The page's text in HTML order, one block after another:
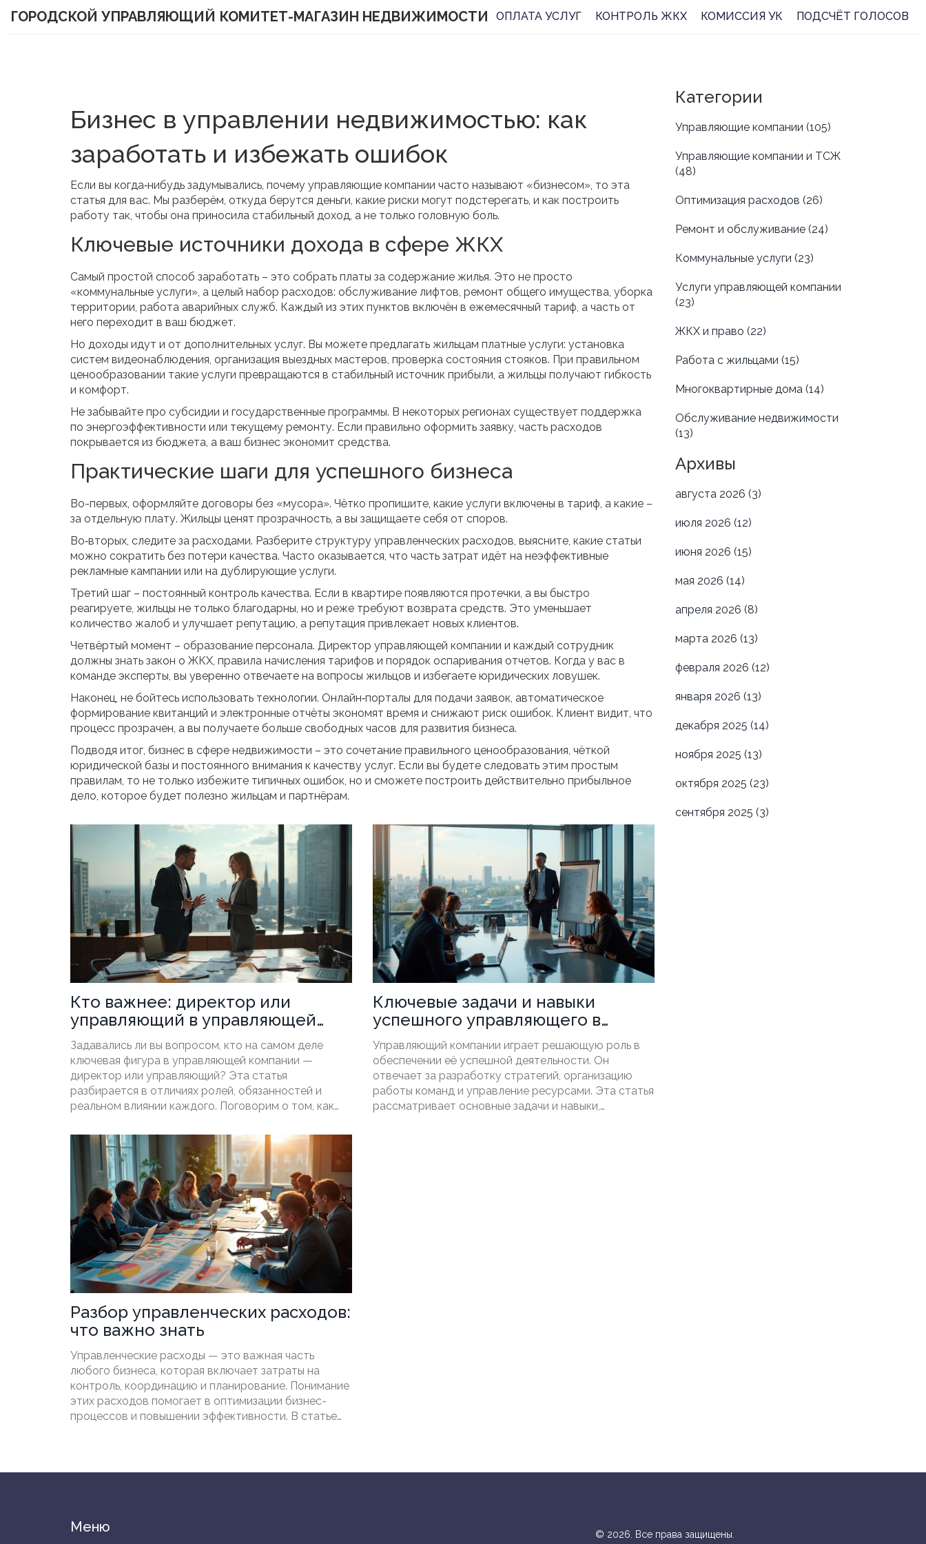
ГОРОДСКОЙ УПРАВЛЯЮЩИЙ КОМИТЕТ-МАГАЗИН НЕДВИЖИМОСТИ ОПЛАТА УСЛУГ КОНТРОЛЬ ЖКХ КОМИССИЯ УК ПОДСЧЁТ ГОЛОСОВ
Бизнес в управлении недвижимостью: как
заработать и избежать ошибок
Если вы когда‑нибудь задумывались, почему управляющие компании часто называют «бизнесом», то эта
статья для вас. Мы разберём, откуда берутся деньги, какие риски могут подстерегать, и как построить
работу так, чтобы она приносила стабильный доход, а не только головную боль.
Ключевые источники дохода в сфере ЖКХ
Самый простой способ заработать – это собрать платы за содержание жилья. Это не просто
«коммунальные услуги», а целый набор расходов: обслуживание лифтов, ремонт общего имущества, уборка
территории, работа аварийных служб. Каждый из этих пунктов включён в ежемесячный тариф, а часть от
него переходит в ваш бюджет.
Но доходы идут и от дополнительных услуг. Вы можете предлагать жильцам платные услуги: установка
систем видеонаблюдения, организация выездных мастеров, проверка состояния стояков. При правильном
ценообразовании такие услуги превращаются в стабильный источник прибыли, а жильцы получают гибкость
и комфорт.
Не забывайте про субсидии и государственные программы. В некоторых регионах существует поддержка
по энергоэффективности или текущему ремонту. Если правильно оформить заявку, часть расходов
покрывается из бюджета, а ваш бизнес экономит средства.
Практические шаги для успешного бизнеса
Во-первых, оформляйте договоры без «мусора». Чётко пропишите, какие услуги включены в тариф, а какие –
за отдельную плату. Жильцы ценят прозрачность, а вы защищаете себя от споров.
Во‑вторых, следите за расходами. Разберите структуру управленческих расходов, выясните, какие статьи
можно сократить без потери качества. Часто оказывается, что часть затрат идёт на неэффективные
рекламные кампании или на дублирующие услуги.
Третий шаг – постоянный контроль качества. Если в квартире появляются протечки, а вы быстро
реагируете, жильцы не только благодарны, но и реже требуют возврата средств. Это уменьшает
количество жалоб и улучшает репутацию, а репутация привлекает новых клиентов.
Четвёртый момент – образование персонала. Директор управляющей компании и каждый сотрудник
должны знать закон о ЖКХ, правила начисления тарифов и порядок оспаривания отчетов. Когда у вас в
команде эксперты, вы уверенно отвечаете на вопросы жильцов и избегаете юридических ловушек.
Наконец, не бойтесь использовать технологии. Онлайн‑порталы для подачи заявок, автоматическое
формирование квитанций и электронные отчёты экономят время и снижают риск ошибок. Клиент видит, что
процесс прозрачен, а вы получаете больше свободных часов для развития бизнеса.
Подводя итог, бизнес в сфере недвижимости – это сочетание правильного ценообразования, чёткой
юридической базы и постоянного внимания к качеству услуг. Если вы будете следовать этим простым
правилам, то не только избежите типичных ошибок, но и сможете построить действительно прибыльное
дело, которое будет полезно жильцам и партнёрам.
Кто важнее: директор или
управляющий в управляющей
компании?
Задавались ли вы вопросом, кто на самом деле
ключевая фигура в управляющей компании —
директор или управляющий? Эта статья
разбирается в отличиях ролей, обязанностей и
реальном влиянии каждого. Поговорим о том, как
принципиальные решения. Приведём наглядные
примеры и подскажем, на что стоит обращать
внимание при выборе руководителя. Будет полезно
для собственников, сотрудников и тех, кто
задумывается о карьере в управлении.
Ключевые задачи и навыки
успешного управляющего в
компании
Управляющий компании играет решающую роль в
обеспечении её успешной деятельности. Он
отвечает за разработку стратегий, организацию
работы команд и управление ресурсами. Эта статья
рассматривает основные задачи и навыки,
Разбор управленческих расходов:
что важно знать
Управленческие расходы — это важная часть
любого бизнеса, которая включает затраты на
контроль, координацию и планирование. Понимание
этих расходов помогает в оптимизации бизнес-
процессов и повышении эффективности. В статье
Категории
Управляющие компании (105)
Управляющие компании и ТСЖ
(48)
Оптимизация расходов (26)
Ремонт и обслуживание (24)
Коммунальные услуги (23)
Услуги управляющей компании
(23)
ЖКХ и право (22)
Работа с жильцами (15)
Многоквартирные дома (14)
Обслуживание недвижимости
(13)
Архивы
августа 2026 (3)
июля 2026 (12)
июня 2026 (15)
мая 2026 (14)
апреля 2026 (8)
марта 2026 (13)
февраля 2026 (12)
января 2026 (13)
декабря 2025 (14)
ноября 2025 (13)
октября 2025 (23)
сентября 2025 (3)
Меню © 2026. Все права защищены.